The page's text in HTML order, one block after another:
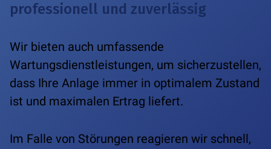
professionell und zuverlässig
Wir bieten auch umfassende
Wartungsdienstleistungen, um sicherzustellen,
dass Ihre Anlage immer in optimalem Zustand
ist und maximalen Ertrag liefert.
Im Falle von Störungen reagieren wir schnell,